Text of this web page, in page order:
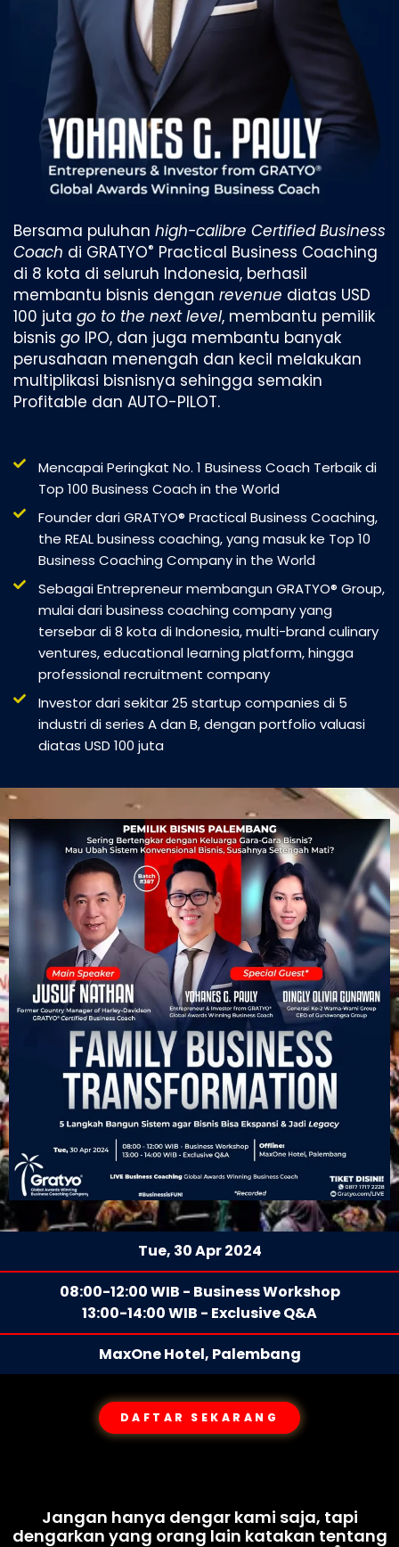
Bersama puluhan high-calibre Certified Business
Coach di GRATYO® Practical Business Coaching
di 8 kota di seluruh Indonesia, berhasil
membantu bisnis dengan revenue diatas USD
100 juta go to the next level, membantu pemilik
bisnis go IPO, dan juga membantu banyak
perusahaan menengah dan kecil melakukan
multiplikasi bisnisnya sehingga semakin
Profitable dan AUTO-PILOT.
Mencapai Peringkat No. 1 Business Coach Terbaik di
Top 100 Business Coach in the World
Founder dari GRATYO® Practical Business Coaching,
the REAL business coaching, yang masuk ke Top 10
Business Coaching Company in the World
Sebagai Entrepreneur membangun GRATYO® Group,
mulai dari business coaching company yang
tersebar di 8 kota di Indonesia, multi-brand culinary
ventures, educational learning platform, hingga
professional recruitment company
Investor dari sekitar 25 startup companies di 5
industri di series A dan B, dengan portfolio valuasi
diatas USD 100 juta
Tue, 30 Apr 2024
08:00-12:00 WIB - Business Workshop
13:00-14:00 WIB - Exclusive Q&A
MaxOne Hotel, Palembang
DAFTAR SEKARANG
Jangan hanya dengar kami saja, tapi
dengarkan yang orang lain katakan tentang